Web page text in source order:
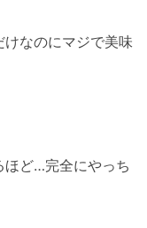
なのにマジで美味
ほど…完全にやっち